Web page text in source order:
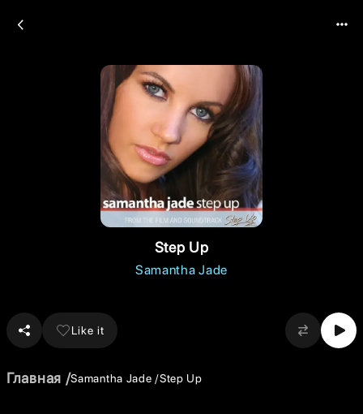
Step Up
Samantha Jade
Like it
Главная Samantha Jade Step Up